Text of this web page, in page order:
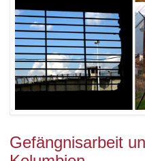
Gefängnisarbeit